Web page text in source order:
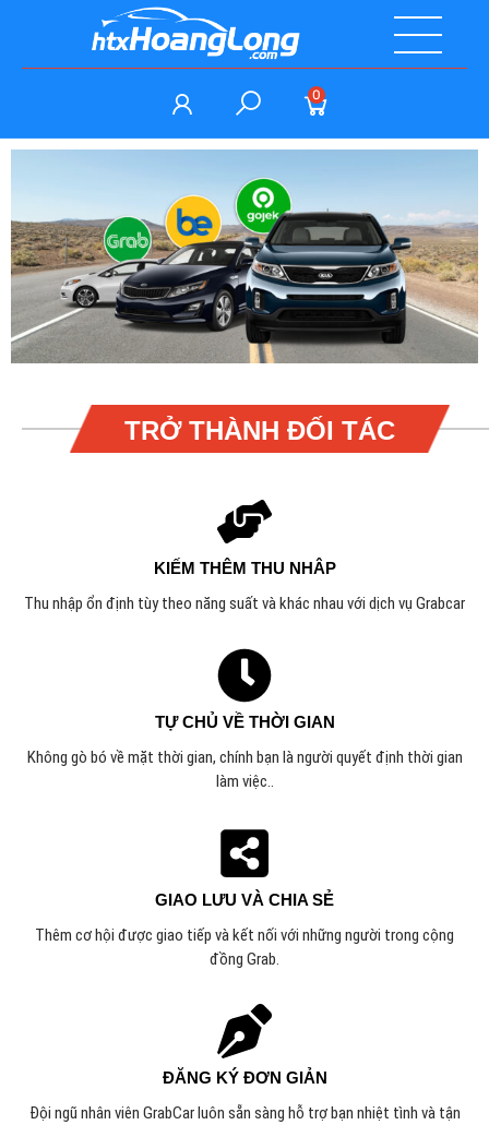
0
TRỞ THÀNH ĐỐI TÁC
KIẾM THÊM THU NHÂP
Thu nhập ổn định tùy theo năng suất và khác nhau với dịch vụ Grabcar
TỰ CHỦ VỀ THỜI GIAN
Không gò bó về mặt thời gian, chính bạn là người quyết định thời gian
làm việc..
GIAO LƯU VÀ CHIA SẺ
Thêm cơ hội được giao tiếp và kết nối với những người trong cộng
đồng Grab.
ĐĂNG KÝ ĐƠN GIẢN
Đội ngũ nhân viên GrabCar luôn sẵn sàng hỗ trợ bạn nhiệt tình và tận